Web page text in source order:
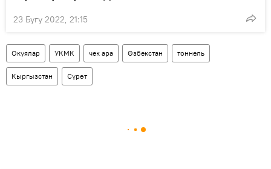
23 Бугу 2022, 21:15
Окуялар УКМК чек ара Өзбекстан тоннель
Кыргызстан Сүрөт